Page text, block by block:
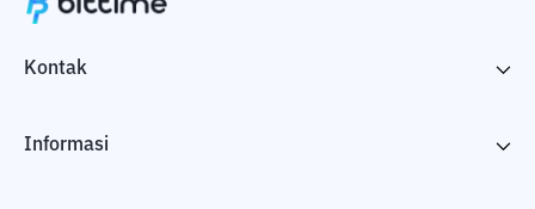
Kontak
Informasi